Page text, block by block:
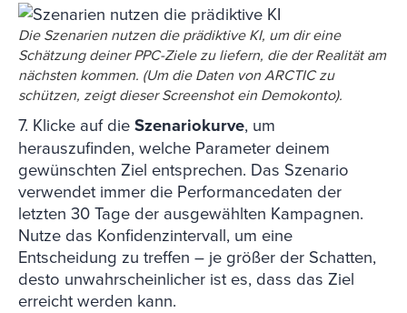
Die Szenarien nutzen die prädiktive KI, um dir eine
Schätzung deiner PPC-Ziele zu liefern, die der Realität am
nächsten kommen. (Um die Daten von ARCTIC zu
schützen, zeigt dieser Screenshot ein Demokonto).
7. Klicke auf dieSzenariokurve, um
herauszufinden, welche Parameter deinem
gewünschten Ziel entsprechen. Das Szenario
verwendet immer die Performancedaten der
letzten 30 Tage der ausgewählten Kampagnen.
Nutze das Konfidenzintervall, um eine
Entscheidung zu treffen – je größer der Schatten,
desto unwahrscheinlicher ist es, dass das Ziel
erreicht werden kann.